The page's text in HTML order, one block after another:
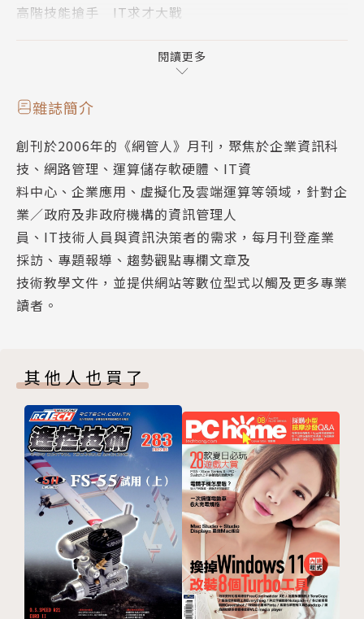
此外，許多專家也強調，IT從業人員應該一改過去的
興趣提升技能與學習，才能真正地協助企業解決雙軸轉
零信任工業網路
網增強產線韌性
鞏固IT/OT網路安全 防禦勒索軟體入侵攻擊
文◎洪羿漣
人工智慧、邊緣運算、雲端運算等資訊科技應用逐漸成
業正將數位化和商業模式轉型視為保持競爭優勢的關鍵
方向。藉由工業物聯網（IIoT）讓應用場域設備資源相
互連接，以便統一蒐集資料存放到邊緣或雲端部署的人
工智慧平台，協助IT/OT協同作業，便可提升生產品
質、預測性維護，甚至是創造更多附加價值。
然而，加密勒索攻擊手法不斷變化，硬體與軟體漏洞層
出不窮，國際供應鏈陸續爆發資安攻擊入侵事件。一旦
運營場域的特定機械設備或嵌入式系統遭受擴散感染，
將導致業務中斷，造成難以估計的損失。製造業者須採
取更加積極主動、前瞻性的作法，達到零信任原則的目
高階技能搶手 IT求才大戰
IT思維化被動為主動 企業包班重AI資料分析
爭奪優秀人才暗潮洶湧 強技術善整合最有利
提升人力資源素質 由上而下推動技能轉型
加速運算兼顧永續環保 伺服器秀液冷與材料科學
永續課題落地醫療業 從機房著手合規綠建築
國際情勢牽動供應鏈 物聯網優化營運降衝擊
零信任工業網路 增強產線韌性
IIoT資安首重可用性 風險通報取代阻斷
從工控安全角度切入 搭建XIoT防護網
網路存取控管再進化 解決IT/OT混合式威脅
增強威脅偵測準確度 避免干擾工業場域運行
ESXi Host Client快速上手 直覺化操作管理更方便
NSX微分段防火牆絕配 惡意位址阻擋功能上線
肉搜神器theHarvester 學APT攻擊找開源情資
上手vSphere從頭學起 兩大基礎元件部署入門（下）
閱讀更多
雜誌簡介
創刊於2006年的《網管人》月刊，聚焦於企業資訊科
技、網路管理、運算儲存軟硬體、IT資
料中心、企業應用、虛擬化及雲端運算等領域，針對企
業／政府及非政府機構的資訊管理人
員、IT技術人員與資訊決策者的需求，每月刊登產業
採訪、專題報導、趨勢觀點專欄文章及
技術教學文件，並提供網站等數位型式以觸及更多專業
讀者。
其他人也買了